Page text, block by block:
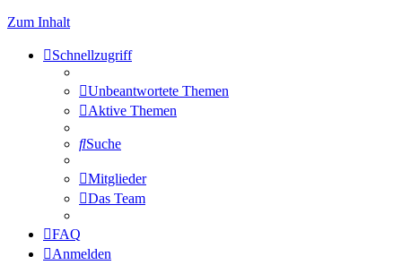
Zum Inhalt
Schnellzugriff
Unbeantwortete Themen
Aktive Themen
Suche
Mitglieder
Das Team
FAQ
Anmelden